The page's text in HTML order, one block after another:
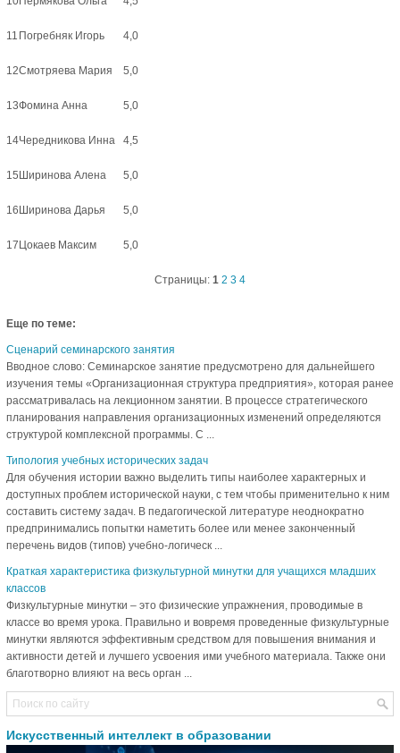
11 Погребняк Игорь 4,0
12Смотряева Мария 5,0
13Фомина Анна 5,0
14Чередникова Инна 4,5
15Ширинова Алена 5,0
16Ширинова Дарья 5,0
17Цокаев Максим 5,0
Страницы: 1 2 3 4
Еще по теме:
Сценарий семинарского занятия
Вводное слово: Семинарское занятие предусмотрено для дальнейшего
изучения темы «Организационная структура предприятия», которая ранее
рассматривалась на лекционном занятии. В процессе стратегического
планирования направления организационных изменений определяются
структурой комплексной программы. С ...
Типология учебных исторических задач
Для обучения истории важно выделить типы наиболее характерных и
доступных проблем исторической науки, с тем чтобы применительно к ним
составить систему задач. В педагогической литературе неоднократно
предпринимались попытки наметить более или менее законченный
перечень видов (типов) учебно-логическ ...
Краткая характеристика физкультурной минутки для учащихся младших
классов
Физкультурные минутки – это физические упражнения, проводимые в
классе во время урока. Правильно и вовремя проведенные физкультурные
минутки являются эффективным средством для повышения внимания и
активности детей и лучшего усвоения ими учебного материала. Также они
благотворно влияют на весь орган ...
Искусственный интеллект в образовании